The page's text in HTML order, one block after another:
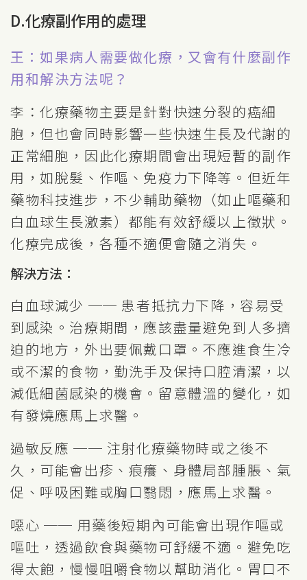
D.化療副作用的處理
王：如果病人需要做化療，又會有什麼副作
用和解決方法呢？
李：化療藥物主要是針對快速分裂的癌細
胞，但也會同時影響一些快速生長及代謝的
正常細胞，因此化療期間會出現短暫的副作
用，如脫髮、作嘔、免疫力下降等。但近年
藥物科技進步，不少輔助藥物（如止嘔藥和
白血球生長激素）都能有效舒緩以上徵狀。
化療完成後，各種不適便會隨之消失。
解決方法：
白血球減少 ── 患者抵抗力下降，容易受
到感染。治療期間，應該盡量避免到人多擠
迫的地方，外出要佩戴口罩。不應進食生冷
或不潔的食物，勤洗手及保持口腔清潔，以
減低細菌感染的機會。留意體溫的變化，如
有發燒應馬上求醫。
過敏反應 ── 注射化療藥物時或之後不
久，可能會出疹、痕癢、身體局部腫脹、氣
促、呼吸困難或胸口翳悶，應馬上求醫。
噁心 ── 用藥後短期內可能會出現作嘔或
嘔吐，透過飲食與藥物可舒緩不適。避免吃
得太飽，慢慢咀嚼食物以幫助消化。胃口不